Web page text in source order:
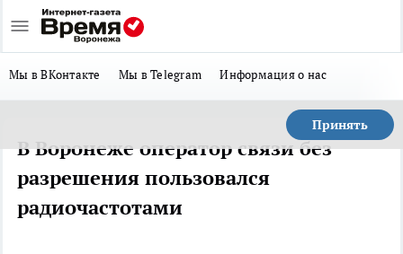
Мы в ВКонтакте Мы в Telegram Информация о нас
Принять
В Воронеже оператор связи без
разрешения пользовался
радиочастотами